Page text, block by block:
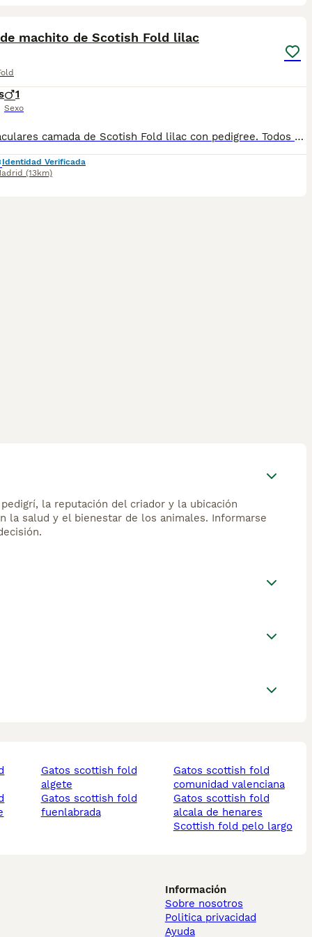
machito de Scotish Fold lilac
1
Sexo
Espectaculares camada de Scotish Fold lilac con pedigree. Todos los cachorritos se entregan con unos dos meses y medio de edad y sus vacunas correspondientes, desparasitados interna y externamente, con certificado de salud, y garantía tanto por enfermedad vírica como congénito genética. Posibilidad de entregar en toda España mediante transporte propio preparado para animales y con chofer privado. Los precios pueden variar según las características y morfología de cada cachorro. Añádenos al whats app o llámanos, y encantados atenderemos todas tus dudas y consultas. Teléfono / Whats app: 641 92 23 90
Identidad Verificada
(13km)
la reputación del criador y la ubicación
la salud y el bienestar de los animales. Informarse
gatos scottish fold
algete
gatos scottish fold
fuenlabrada
gatos scottish fold
comunidad valenciana
gatos scottish fold
alcala de henares
scottish fold pelo largo
Información
Sobre nosotros
Politica privacidad
Ayuda